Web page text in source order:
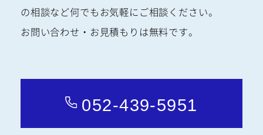
の相談など何でもお気軽にご相談ください。
お問い合わせ・お見積もりは無料です。
052-439-5951